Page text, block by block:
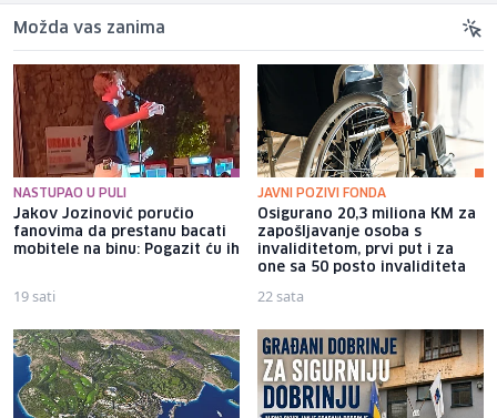
Možda vas zanima
NASTUPAO U PULI
Jakov Jozinović poručio
fanovima da prestanu bacati
mobitele na binu: Pogazit ću ih
19 sati
JAVNI POZIVI FONDA
Osigurano 20,3 miliona KM za
zapošljavanje osoba s
invaliditetom, prvi put i za
one sa 50 posto invaliditeta
22 sata